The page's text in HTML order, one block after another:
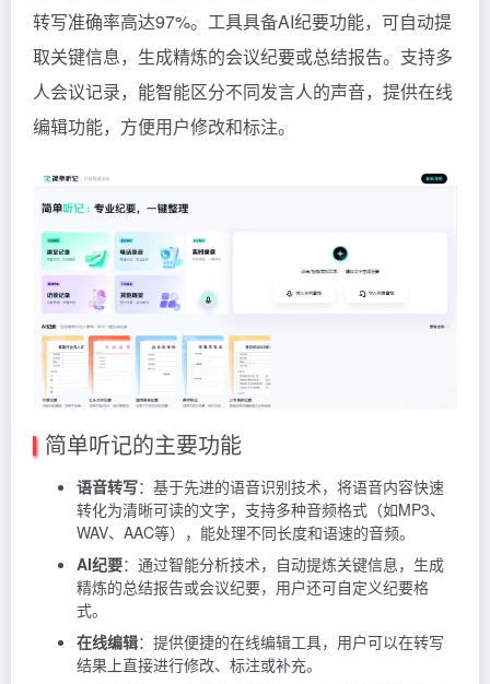
转写准确率高达97%。工具具备AI纪要功能，可自动提
取关键信息，生成精炼的会议纪要或总结报告。支持多
人会议记录，能智能区分不同发言人的声音，提供在线
编辑功能，方便用户修改和标注。
简单听记的主要功能
语音转写：基于先进的语音识别技术，将语音内容快速
转化为清晰可读的文字，支持多种音频格式（如MP3、
WAV、AAC等），能处理不同长度和语速的音频。
AI纪要：通过智能分析技术，自动提炼关键信息，生成
精炼的总结报告或会议纪要，用户还可自定义纪要格
式。
在线编辑：提供便捷的在线编辑工具，用户可以在转写
结果上直接进行修改、标注或补充。